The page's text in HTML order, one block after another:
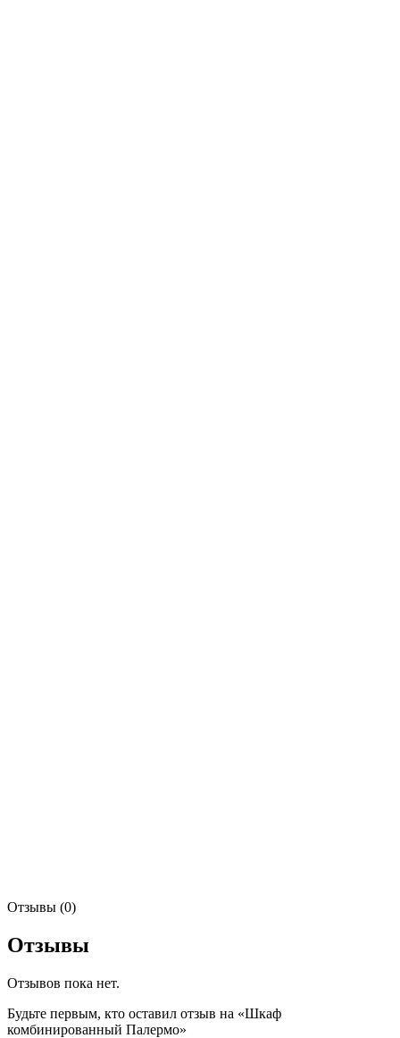
Отзывы (0)
Отзывы
Отзывов пока нет.
Будьте первым, кто оставил отзыв на «Шкаф
комбинированный Палермо»